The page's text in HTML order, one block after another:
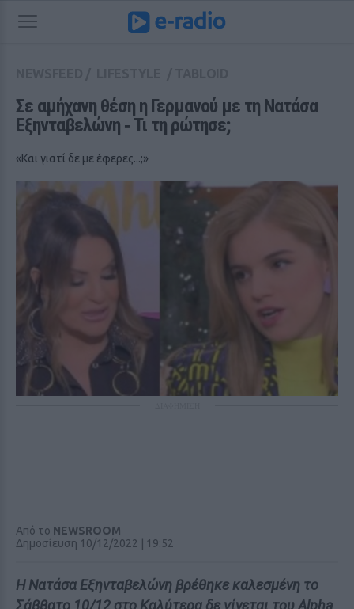
Σε αμήχανη θέση η Γερμανού με τη Νατάσα
Εξηνταβελώνη ‑ Τι τη ρώτησε;
«Και γιατί δε με έφερες...;»
Από το NEWSROOM
Δημοσίευση 10/12/2022 | 19:52
Η Νατάσα Εξηνταβελώνη βρέθηκε καλεσμένη το
Σάββατο 10/12 στο Καλύτερα δε γίνεται του Alpha